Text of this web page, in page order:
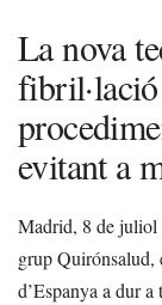
La nova
evitant a
Madrid, 8 de juliol
grup Quirónsalud,
d’Espanya a dur